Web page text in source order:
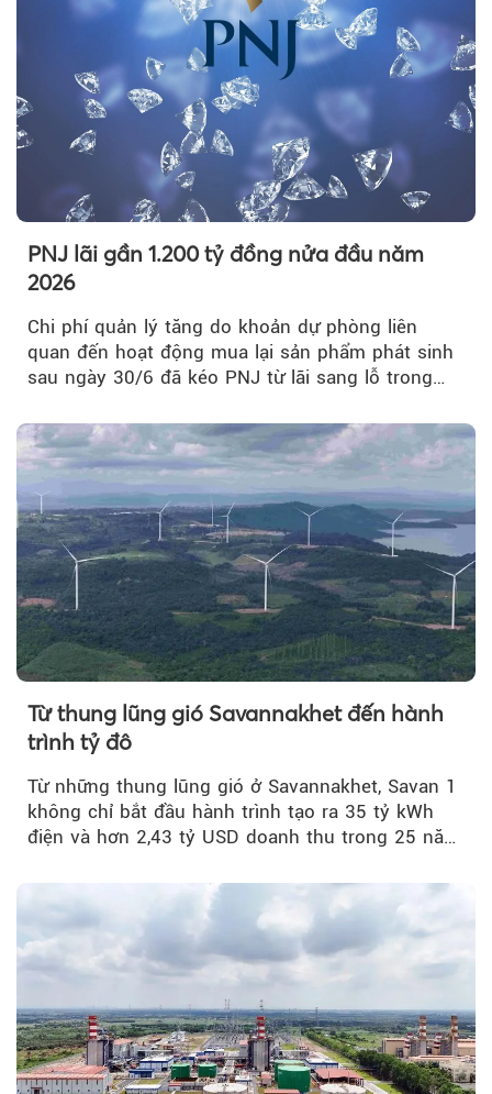
PNJ lãi gần 1.200 tỷ đồng nửa đầu năm
2026
Chi phí quản lý tăng do khoản dự phòng liên
quan đến hoạt động mua lại sản phẩm phát sinh
sau ngày 30/6 đã kéo PNJ từ lãi sang lỗ trong
Từ thung lũng gió Savannakhet đến hành
trình tỷ đô
Từ những thung lũng gió ở Savannakhet, Savan 1
không chỉ bắt đầu hành trình tạo ra 35 tỷ kWh
điện và hơn 2,43 tỷ USD doanh thu trong 25 năm